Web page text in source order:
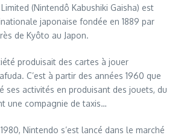
(Nintendô Kabushiki Gaisha) est
japonaise fondée en 1889 par
de Kyôto au Japon.
produisait des cartes à jouer
C’est à partir des années 1960 que
ses activités en produisant des jouets, du
une compagnie de taxis…
Nintendo s’est lancé dans le marché